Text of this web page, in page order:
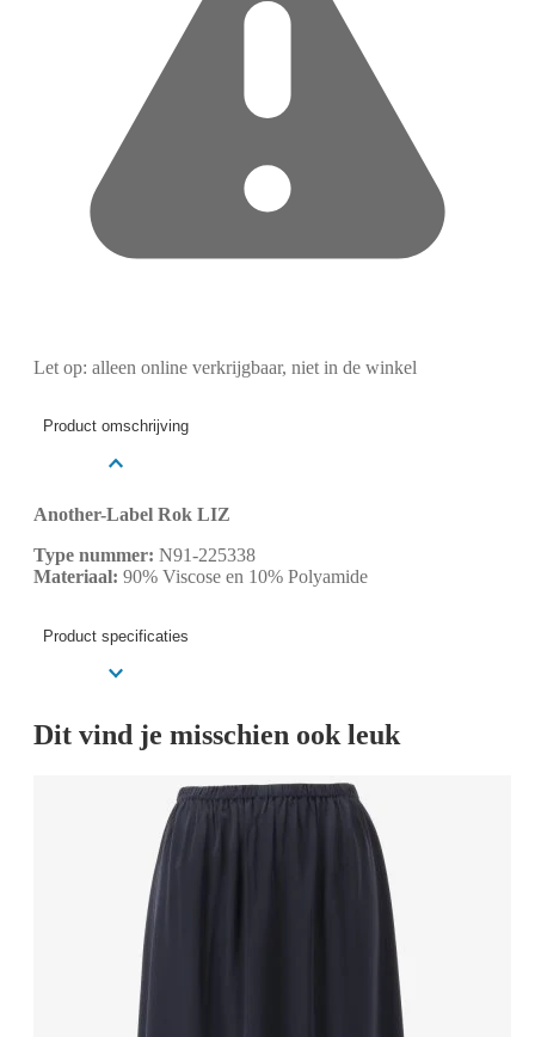
Let op: alleen online verkrijgbaar, niet in de winkel
Product omschrijving
Another-Label Rok LIZ
Type nummer: N91-225338
Materiaal: 90% Viscose en 10% Polyamide
Product specificaties
Dit vind je misschien ook leuk